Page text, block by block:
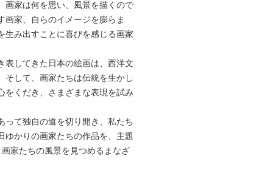
画家は何を思い、風景を描くので
画家、自らのイメージを膨らま
生み出すことに喜びを感じる画家
表してきた日本の絵画は、西洋文
そして、画家たちは伝統を生かし
をくだき、さまざまな表現を試み
って独自の道を切り開き、私たち
ゆかりの画家たちの作品を、主題
家たちの風景を見つめるまなざ